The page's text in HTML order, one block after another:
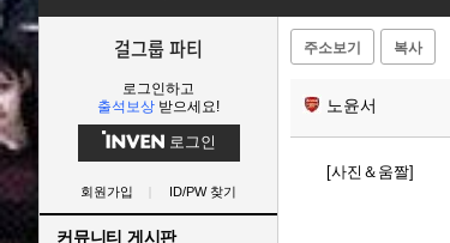
걸그룹 파티
로그인하고
출석보상 받으세요!
로그인
회원가입 ID/PW 찾기
커뮤니티 게시판
주소보기 복사
노윤서
[사진＆움짤]